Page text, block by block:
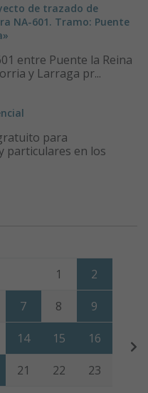
de trazado de
NA-601. Tramo: Puente
entre Puente la Reina
y Larraga pr...
para
particulares en los
Viernes Sábado
1 2
7 8 9
14 15 16
21 22 23